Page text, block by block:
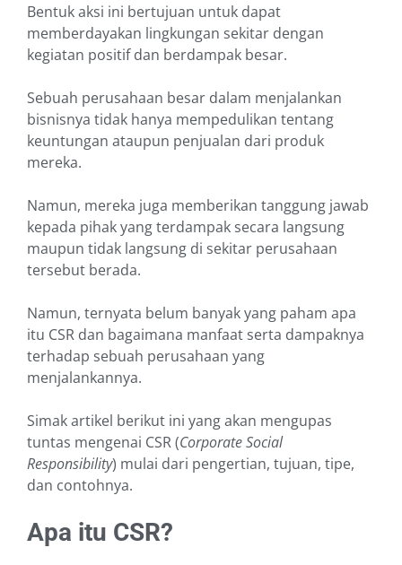
Bentuk aksi ini bertujuan untuk dapat
memberdayakan lingkungan sekitar dengan
kegiatan positif dan berdampak besar.
Sebuah perusahaan besar dalam menjalankan
bisnisnya tidak hanya mempedulikan tentang
keuntungan ataupun penjualan dari produk
mereka.
Namun, mereka juga memberikan tanggung jawab
kepada pihak yang terdampak secara langsung
maupun tidak langsung di sekitar perusahaan
tersebut berada.
Namun, ternyata belum banyak yang paham apa
itu CSR dan bagaimana manfaat serta dampaknya
terhadap sebuah perusahaan yang
menjalankannya.
Simak artikel berikut ini yang akan mengupas
tuntas mengenai CSR (Corporate Social
Responsibility) mulai dari pengertian, tujuan, tipe,
dan contohnya.
Apa itu CSR?